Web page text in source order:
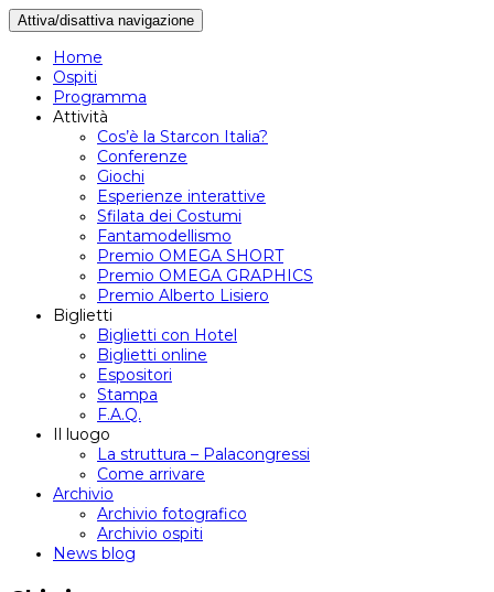
Attiva/disattiva navigazione
Home
Ospiti
Programma
Attività
Cos’è la Starcon Italia?
Conferenze
Giochi
Esperienze interattive
Sfilata dei Costumi
Fantamodellismo
Premio OMEGA SHORT
Premio OMEGA GRAPHICS
Premio Alberto Lisiero
Biglietti
Biglietti con Hotel
Biglietti online
Espositori
Stampa
F.A.Q.
Il luogo
La struttura – Palacongressi
Come arrivare
Archivio
Archivio fotografico
Archivio ospiti
News blog